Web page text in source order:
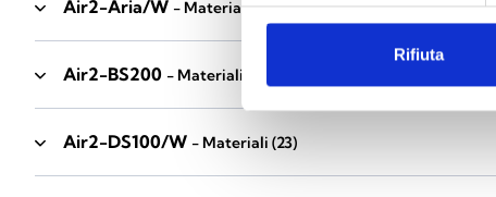
Rifiuta
Air2-Aria/W - Materiali(23)
Air2-BS200 - Materiali
Air2-DS100/W - Materiali (23)